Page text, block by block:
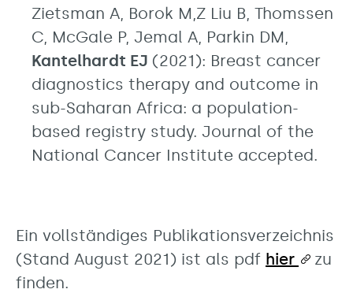
Zietsman A, Borok M,Z Liu B, Thomssen
C, McGale P, Jemal A, Parkin DM,
Kantelhardt EJ (2021): Breast cancer
diagnostics therapy and outcome in
sub-Saharan Africa: a population-
based registry study. Journal of the
National Cancer Institute accepted.
Ein vollständiges Publikationsverzeichnis
(Stand August 2021) ist als pdf hier
zu
finden.